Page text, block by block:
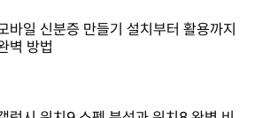
바일 신분증 만들기 설치부터 활용까지
벽 방법